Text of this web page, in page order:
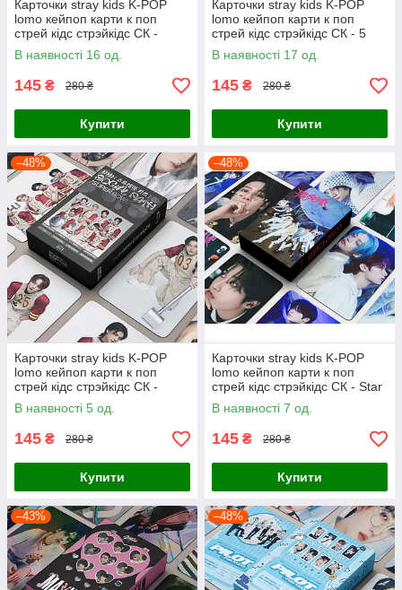
Карточки stray kids K-POP
lomo кейпоп карти к поп
стрей кідс стрэйкідс СК -
Wuxing - 55 шт
В наявності 16 од.
145 ₴ 280 ₴
Купити
Карточки stray kids K-POP
lomo кейпоп карти к поп
стрей кідс стрэйкідс СК - 5
star #3 - 55 шт
В наявності 17 од.
145 ₴ 280 ₴
Купити
–48%
Карточки stray kids K-POP
lomo кейпоп карти к поп
стрей кідс стрэйкідс СК -
Super bowl - 55 шт
В наявності 5 од.
145 ₴ 280 ₴
Купити
–48%
Карточки stray kids K-POP
lomo кейпоп карти к поп
стрей кідс стрэйкідс СК - Star
#1 - 55 шт
В наявності 7 од.
145 ₴ 280 ₴
Купити
–43% –48%